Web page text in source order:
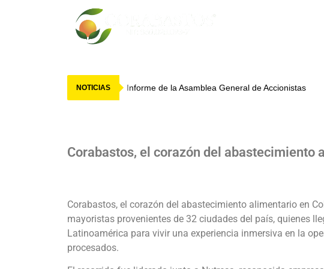
NOTICIAS Informe de la Asamblea General de Accionistas
Corabastos, el corazón del abastecimiento
Corabastos, el corazón del abastecimiento alimentario en
mayoristas provenientes de 32 ciudades del país, quienes
Latinoamérica para vivir una experiencia inmersiva en la
procesados.